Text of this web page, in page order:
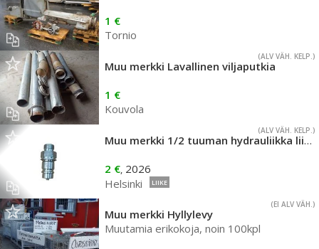
1 €
Tornio
(ALV VÄH. KELP.)
Muu merkki Lavallinen viljaputkia
1 €
Kouvola
(ALV VÄH. KELP.)
Muu merkki 1/2 tuuman hydrauliikka liittimiä ja suojia
2 €, 2026
Helsinki
LIIKE
(EI ALV VÄH.)
Muu merkki Hyllylevy
Muutamia erikokoja, noin 100kpl